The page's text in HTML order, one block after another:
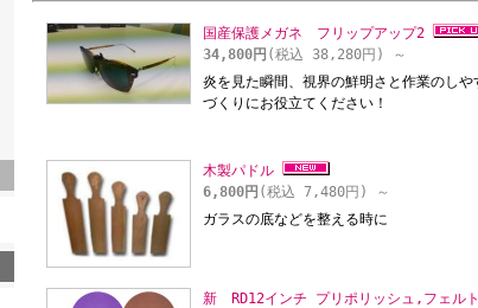
国産保護メガネ フリップアップ2
34,800円 (税込 38,280円)
～
炎を見た瞬間、視界の鮮明さと作業のし
づくりにお役立てください！
木製パドル
6,800円 (税込 7,480円)
～
ガラスの底などを整える時に
新 RD12インチ プリポリッシュ,フェルト